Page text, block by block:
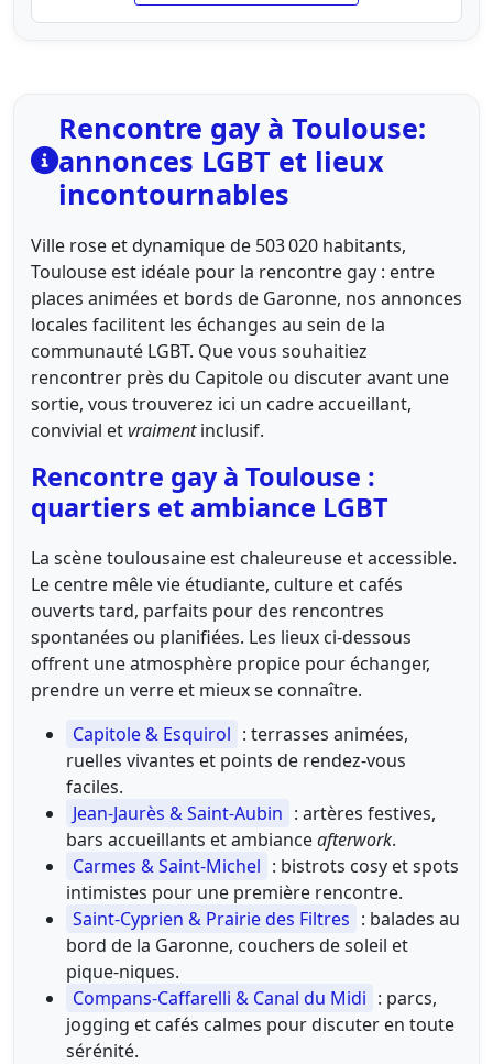
Rencontre gay à Toulouse:
annonces LGBT et lieux
incontournables
Ville rose et dynamique de 503 020 habitants,
Toulouse est idéale pour la rencontre gay : entre
places animées et bords de Garonne, nos annonces
locales facilitent les échanges au sein de la
communauté LGBT. Que vous souhaitiez
rencontrer près du Capitole ou discuter avant une
sortie, vous trouverez ici un cadre accueillant,
convivial etvraimentinclusif.
Rencontre gay à Toulouse :
quartiers et ambiance LGBT
La scène toulousaine est chaleureuse et accessible.
Le centre mêle vie étudiante, culture et cafés
ouverts tard, parfaits pour des rencontres
spontanées ou planifiées. Les lieux ci-dessous
offrent une atmosphère propice pour échanger,
prendre un verre et mieux se connaître.
Capitole & Esquirol : terrasses animées,
ruelles vivantes et points de rendez-vous
faciles.
Jean-Jaurès & Saint-Aubin : artères festives,
bars accueillants et ambianceafterwork.
Carmes & Saint-Michel : bistrots cosy et spots
intimistes pour une première rencontre.
Saint-Cyprien & Prairie des Filtres : balades au
bord de la Garonne, couchers de soleil et
pique-niques.
Compans-Caffarelli & Canal du Midi : parcs,
jogging et cafés calmes pour discuter en toute
sérénité.